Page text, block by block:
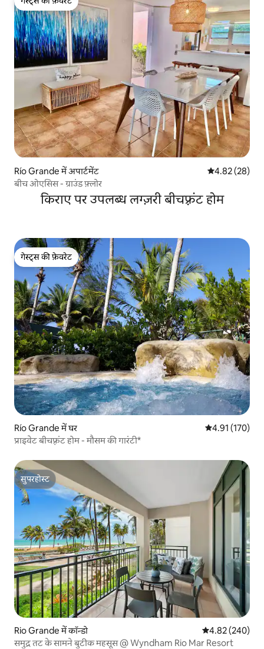
गेस्ट्स की फ़ेवरेट
Río Grande में अपार्टमेंट औसत रेटिंग 5 में
4.82 (28)
बीच ओएसिस - ग्राउंड फ़्लोर
किराए पर उपलब्ध लग्ज़री बीचफ़्रंट होम
गेस्ट्स की फ़ेवरेट
गेस्ट्स की फ़ेवरेट
Río Grande में घर औसत रेटिंग 5 में से
4.91 (170)
प्राइवेट बीचफ़्रंट होम - मौसम की गारंटी*
सुपरहोस्ट
सुपरहोस्ट
Rio Grande में कॉन्डो औसत रेटिंग 5 में से
4.82 (240)
समुद्र तट के सामने बुटीक महसूस @ Wyndham Rio Mar Resort